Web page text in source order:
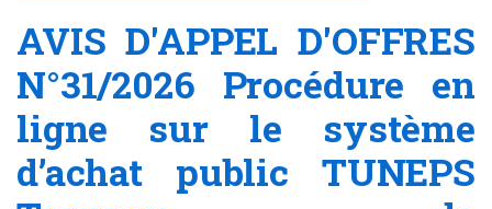
AVIS D'APPEL D'OFFRES
N°31/2026 Procédure en
ligne sur le système
d’achat public TUNEPS